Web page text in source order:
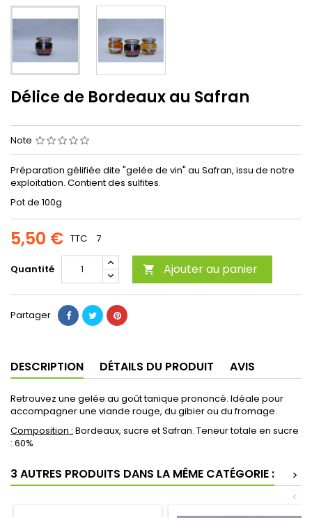
Délice de Bordeaux au Safran
Note
Préparation gélifiée dite "gelée de vin" au Safran, issu de notre
exploitation. Contient des sulfites.
Pot de 100g
5,50 € TTC 7
Quantité  Ajouter au panier
Partager
DESCRIPTION DÉTAILS DU PRODUIT AVIS
Retrouvez une gelée au goût tanique prononcé. Idéale pour
accompagner une viande rouge, du gibier ou du fromage.
Composition : Bordeaux, sucre et Safran. Teneur totale en sucre
: 60%
3 AUTRES PRODUITS DANS LA MÊME CATÉGORIE :
>
<